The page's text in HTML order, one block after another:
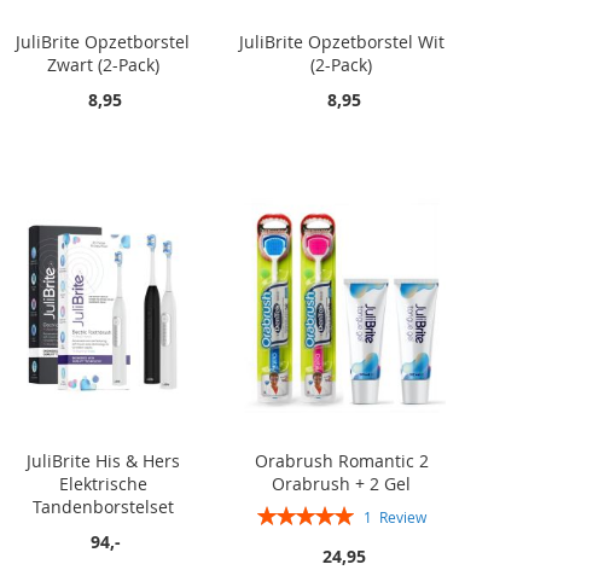
JuliBrite Opzetborstel
Zwart (2-Pack)
8,95
JuliBrite Opzetborstel Wit
(2-Pack)
8,95
JuliBrite His & Hers
Elektrische
Tandenborstelset
94,-
Orabrush Romantic 2
Orabrush + 2 Gel
Rating:
1 Review
24,95